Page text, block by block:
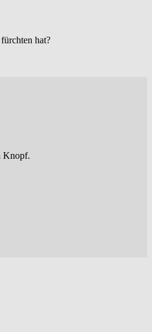
hat?
Knopf.